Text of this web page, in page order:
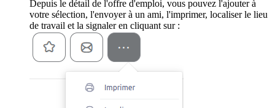
Depuis le détail de l'offre d'emploi, vous pouvez l'ajouter à
votre sélection, l'envoyer à un ami, l'imprimer, localiser le lieu
de travail et la signaler en cliquant sur :